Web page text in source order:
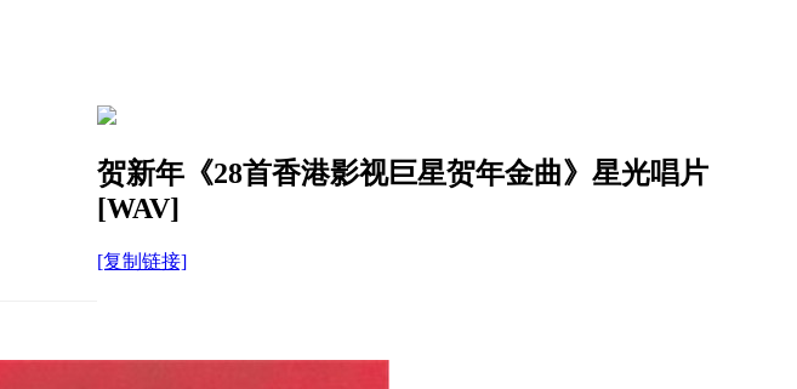
贺新年《28首香港影视巨星贺年金曲》星光唱片
[WAV]
[复制链接]